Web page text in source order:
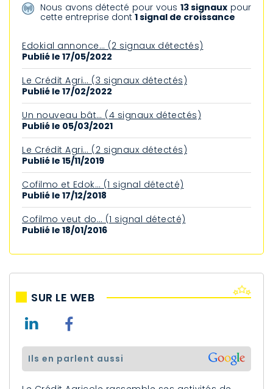
Nous avons détecté pour vous 13 signaux pour
cette entreprise dont1 signal de croissance
Edokial annonce… (2 signaux détectés)
Publié le 17/05/2022
Le Crédit Agri… (3 signaux détectés)
Publié le 17/02/2022
Un nouveau bât… (4 signaux détectés)
Publié le 05/03/2021
Le Crédit Agri… (2 signaux détectés)
Publié le 15/11/2019
Cofilmo et Edok… (1 signal détecté)
Publié le 17/12/2018
Cofilmo veut do… (1 signal détecté)
Publié le 18/01/2016
SUR LE WEB
ils en parlent aussi